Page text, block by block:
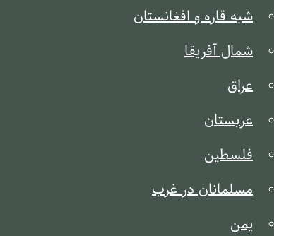
شبه قاره و افغانستان
شمال آفریقا
عراق
عربستان
فلسطین
مسلمانان در غرب
یمن